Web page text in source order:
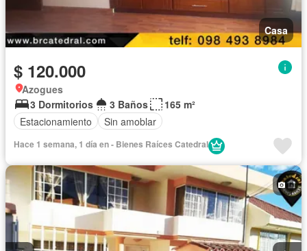
Casa
$ 120.000
Azogues
3 Dormitorios
3 Baños
165 m²
Estacionamiento
Sin amoblar
Hace 1 semana, 1 día en - Bienes Raíces Catedral